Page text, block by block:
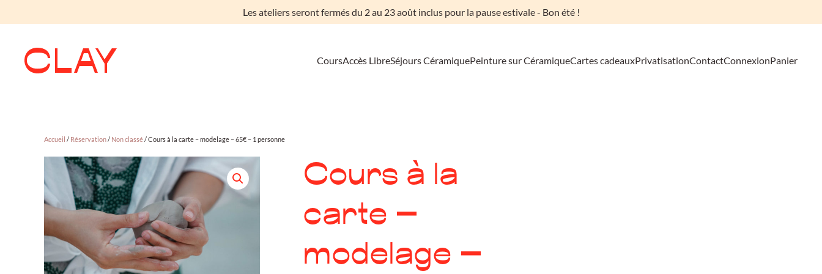
Les ateliers seront fermés du 2 au 23 août inclus pour la pause estivale - Bon été !
CoursAccès LibreSéjours CéramiquePeinture sur CéramiqueCartes cadeauxPrivatisationContactConnexionPanier
Accueil / Réservation/ Non classé/ Cours à la carte – modelage – 65€ – 1 personne
Cours à la
carte –
modelage –